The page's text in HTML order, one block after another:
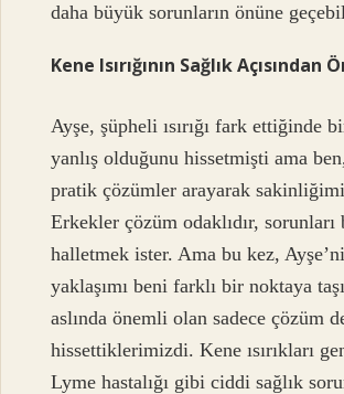
daha büyük sorunların önüne
Kene Isırığının Sağlık Açısından
Ayşe, şüpheli ısırığı fark ettiğinde
yanlış olduğunu hissetmişti ama
pratik çözümler arayarak
Erkekler çözüm odaklıdır, sorunları
halletmek ister. Ama bu kez,
yaklaşımı beni farklı bir noktaya
aslında önemli olan sadece çözüm
hissettiklerimizdi. Kene ısırıkları
Lyme hastalığı gibi ciddi sağlık